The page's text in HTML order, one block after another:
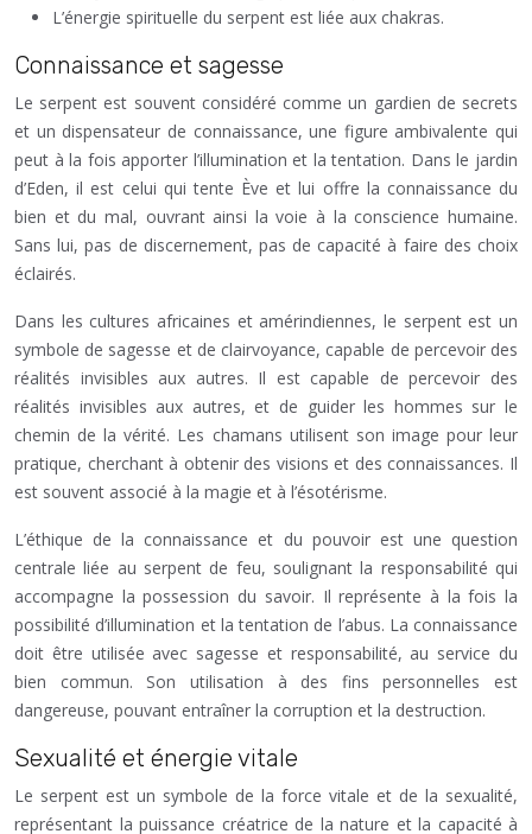
L’énergie spirituelle du serpent est liée aux chakras.
Connaissance et sagesse
Le serpent est souvent considéré comme un gardien de secrets
et un dispensateur de connaissance, une figure ambivalente qui
peut à la fois apporter l’illumination et la tentation. Dans le jardin
d’Eden, il est celui qui tente Ève et lui offre la connaissance du
bien et du mal, ouvrant ainsi la voie à la conscience humaine.
Sans lui, pas de discernement, pas de capacité à faire des choix
éclairés.
Dans les cultures africaines et amérindiennes, le serpent est un
symbole de sagesse et de clairvoyance, capable de percevoir des
réalités invisibles aux autres. Il est capable de percevoir des
réalités invisibles aux autres, et de guider les hommes sur le
chemin de la vérité. Les chamans utilisent son image pour leur
pratique, cherchant à obtenir des visions et des connaissances. Il
est souvent associé à la magie et à l’ésotérisme.
L’éthique de la connaissance et du pouvoir est une question
centrale liée au serpent de feu, soulignant la responsabilité qui
accompagne la possession du savoir. Il représente à la fois la
possibilité d’illumination et la tentation de l’abus. La connaissance
doit être utilisée avec sagesse et responsabilité, au service du
bien commun. Son utilisation à des fins personnelles est
dangereuse, pouvant entraîner la corruption et la destruction.
Sexualité et énergie vitale
Le serpent est un symbole de la force vitale et de la sexualité,
représentant la puissance créatrice de la nature et la capacité à